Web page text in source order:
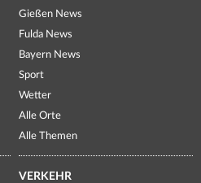
Gießen News
Fulda News
Bayern News
Sport
Wetter
Alle Orte
Alle Themen
VERKEHR